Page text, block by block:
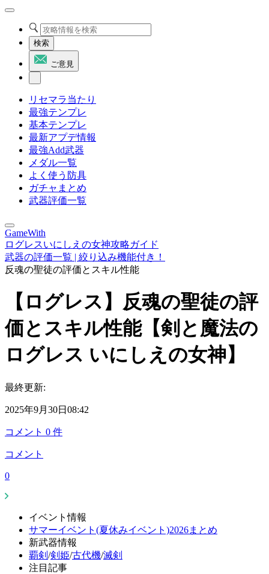
検索
ご意見
リセマラ当たり
最強テンプレ
基本テンプレ
最新アプデ情報
最強Add武器
メダル一覧
よく使う防具
ガチャまとめ
武器評価一覧
GameWith
ログレスいにしえの女神攻略ガイド
武器の評価一覧 | 絞り込み機能付き！
反魂の聖徒の評価とスキル性能
【ログレス】反魂の聖徒の評
価とスキル性能【剣と魔法の
ログレス いにしえの女神】
最終更新:
2025年9月30日08:42
コメント 0 件
コメント
0
イベント情報
サマーイベント(夏休みイベント)2026まとめ
新武器情報
覇剣 /剣姫/古代機/滅剣
注目記事